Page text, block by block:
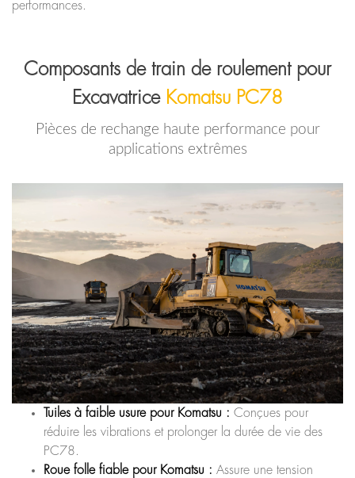
performances.
Composants de train de roulement pour
Excavatrice Komatsu PC78
Pièces de rechange haute performance pour
applications extrêmes
Tuiles à faible usure pour Komatsu : Conçues pour
réduire les vibrations et prolonger la durée de vie des
PC78.
Roue folle fiable pour Komatsu : Assure une tension